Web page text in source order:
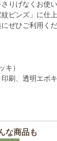
りげなくお使
ピンズ」に仕上
ぜひご利用くだ
キ）
刷、透明エポ
な商品も